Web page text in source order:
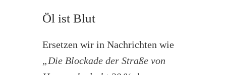
Öl ist Blut
Ersetzen wir in Nachrichten wie
„Die Blockade der Straße von